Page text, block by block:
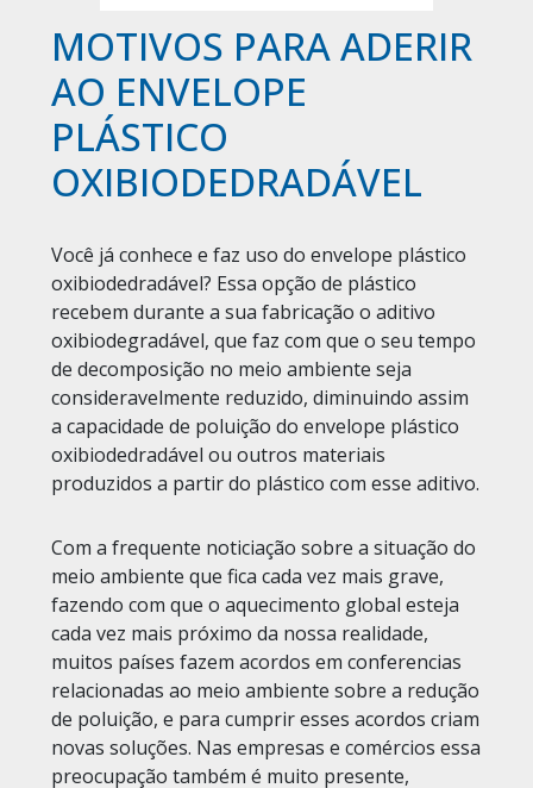
MOTIVOS PARA ADERIR
AO ENVELOPE
PLÁSTICO
OXIBIODEDRADÁVEL
Você já conhece e faz uso do envelope plástico
oxibiodedradável? Essa opção de plástico
recebem durante a sua fabricação o aditivo
oxibiodegradável, que faz com que o seu tempo
de decomposição no meio ambiente seja
consideravelmente reduzido, diminuindo assim
a capacidade de poluição do envelope plástico
oxibiodedradável ou outros materiais
produzidos a partir do plástico com esse aditivo.
Com a frequente noticiação sobre a situação do
meio ambiente que fica cada vez mais grave,
fazendo com que o aquecimento global esteja
cada vez mais próximo da nossa realidade,
muitos países fazem acordos em conferencias
relacionadas ao meio ambiente sobre a redução
de poluição, e para cumprir esses acordos criam
novas soluções. Nas empresas e comércios essa
preocupação também é muito presente,